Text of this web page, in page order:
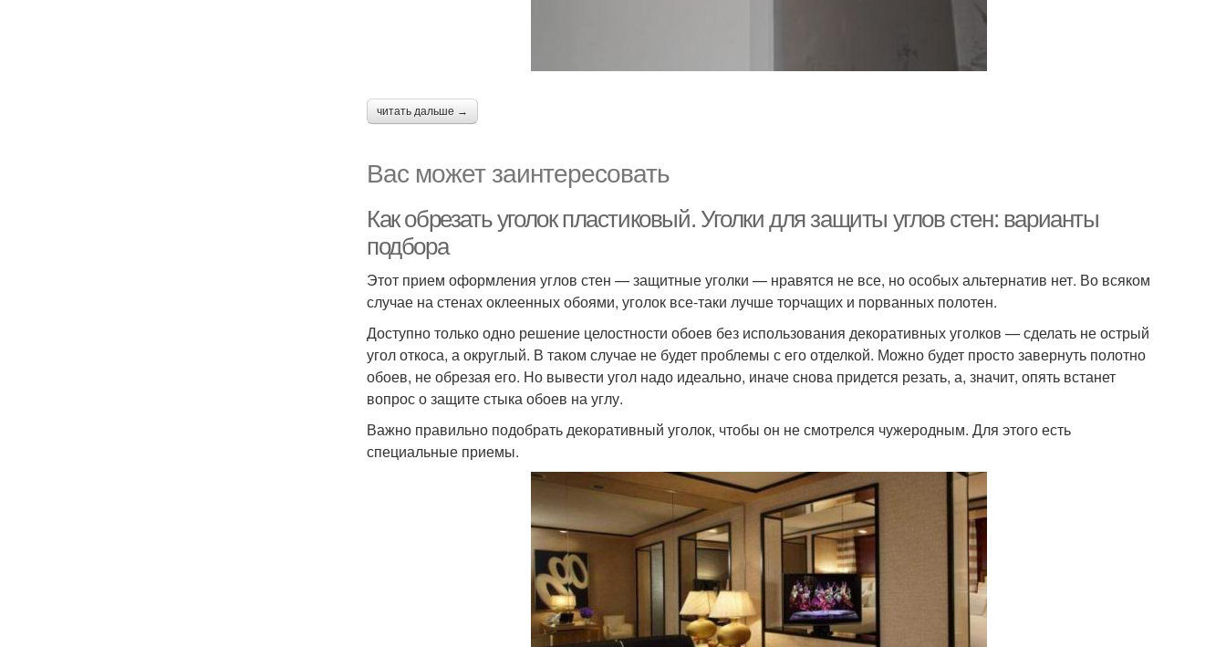
читать дальше →
Вас может заинтересовать
Как обрезать уголок пластиковый. Уголки для защиты углов стен: варианты
подбора
Этот прием оформления углов стен — защитные уголки — нравятся не все, но особых альтернатив нет. Во всяком
случае на стенах оклеенных обоями, уголок все-таки лучше торчащих и порванных полотен.
Доступно только одно решение целостности обоев без использования декоративных уголков — сделать не острый
угол откоса, а округлый. В таком случае не будет проблемы с его отделкой. Можно будет просто завернуть полотно
обоев, не обрезая его. Но вывести угол надо идеально, иначе снова придется резать, а, значит, опять встанет
вопрос о защите стыка обоев на углу.
Важно правильно подобрать декоративный уголок, чтобы он не смотрелся чужеродным. Для этого есть
специальные приемы.